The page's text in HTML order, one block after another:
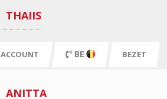
THAIIS
ACCOUNT BE BEZET
ANITTA